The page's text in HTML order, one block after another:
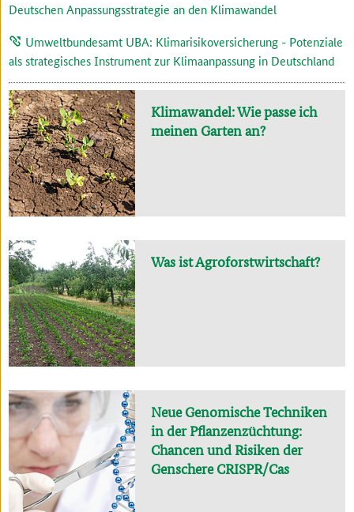
Deutschen Anpassungsstrategie an den Klimawandel
Umweltbundesamt UBA: Klimarisikoversicherung - Potenziale
als strategisches Instrument zur Klimaanpassung in Deutschland
Klimawandel: Wie passe ich
meinen Garten an?
Was ist Agroforstwirtschaft?
Neue Genomische Techniken
in der Pflanzenzüchtung:
Chancen und Risiken der
Genschere CRISPR/Cas